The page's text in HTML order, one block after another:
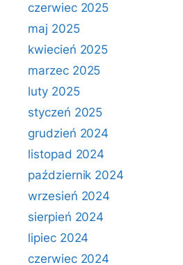
czerwiec 2025
maj 2025
kwiecień 2025
marzec 2025
luty 2025
styczeń 2025
grudzień 2024
listopad 2024
październik 2024
wrzesień 2024
sierpień 2024
lipiec 2024
czerwiec 2024